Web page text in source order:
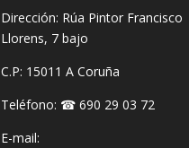
Dirección: Rúa Pintor Francisco
Llorens, 7 bajo
C.P: 15011 A Coruña
Teléfono: ☎ 690 29 03 72
E-mail: